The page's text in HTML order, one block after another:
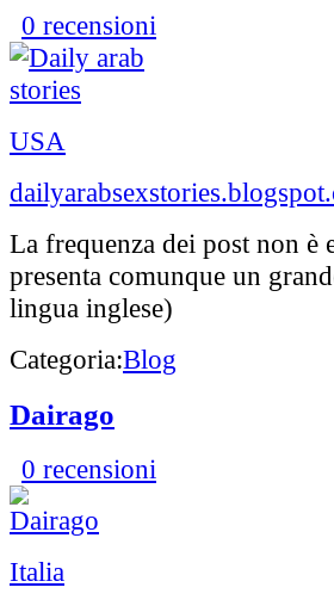
0 recensioni
USA
La frequenza dei post non è
presenta comunque un
lingua inglese)
Categoria:Blog
Dairago
0 recensioni
Italia